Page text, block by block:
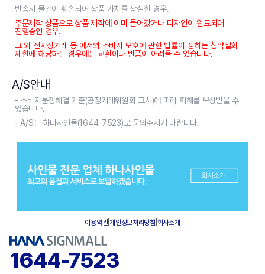
반송시 물건이 훼손되어 상품 가치를 상실한 경우.
주문제작 상품으로 상품 제작에 이미 들어갔거나 디자인이 완료되어
진행중인 경우.
그 외 전자상거래 등 에서의 소비자 보호에 관한 법률이 정하는 청약철회
제한에 해당하는 경우에는 교환이나 반품이 어려울 수 있습니다.
A/S안내
- 소비자분쟁해결 기준(공정거래위원회 고시)에 따라 피해를 보상받을 수
있습니다.
- A/S는 하나사인몰(1644-7523)로 문의주시기 바랍니다.
이용약관|개인정보처리방침 회사소개
1644-7523